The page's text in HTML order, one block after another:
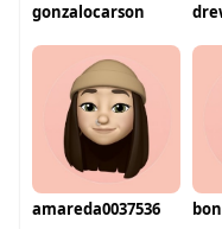
gonzalocarson
amareda0037536